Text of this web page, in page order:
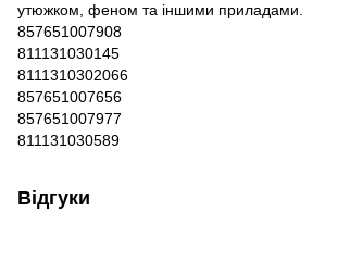
утюжком, феном та іншими приладами.
857651007908
811131030145
8111310302066
857651007656
857651007977
811131030589
Відгуки